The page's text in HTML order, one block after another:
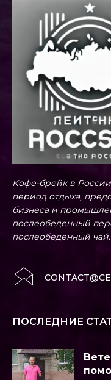
Кофе-брейк в
период отдыха,
бизнеса и
послеобеденный
послеобеденный чай.
ПОСЛЕДНИЕ